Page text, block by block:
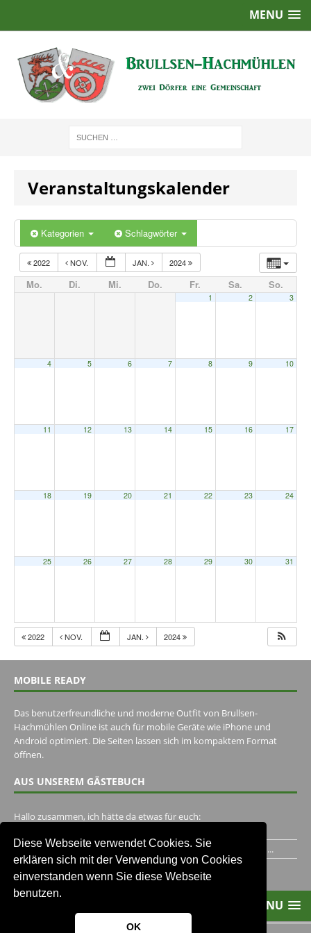
Diese Webseite verwendet Cookies. Sie
erklären sich mit der Verwendung von Cookies
einverstanden wenn Sie diese Webseite
benutzen.
OK
MENU
Veranstaltungskalender
Kategorien Schlagwörter
2022 NOV. JAN. 2024
Mo. Di. Mi. Do. Fr. Sa. So.
1 2 3
4 5 6 7 8 9 10
11 12 13 14 15 16 17
18 19 20 21 22 23 24
25 26 27 28 29 30 31
2022 NOV. JAN. 2024
MOBILE READY
Das benutzerfreundliche und moderne Outfit von Brullsen-
Hachmühlen Online ist auch für mobile Geräte wie iPhone und
Android optimiert. Die Seiten lassen sich im kompaktem Format
öffnen.
AUS UNSEREM GÄSTEBUCH
Hallo zusammen, ich hätte da etwas für euch:
Ich habe ein Jahr im Gasthaus Hugo Pape verbracht..Habe ihn...
Unser Gästebuch besuchen
MENU